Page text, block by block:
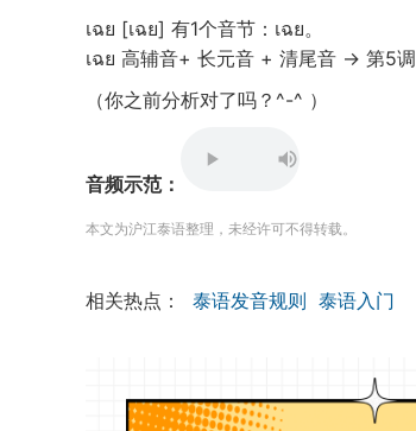
เฉย [เฉย] 有1个音节：เฉย。
เฉย 高辅音+ 长元音 + 清尾音 → 第5调
（你之前分析对了吗？^-^ ）
音频示范：
本文为沪江泰语整理，未经许可不得转载。
相关热点： 泰语发音规则 泰语入门